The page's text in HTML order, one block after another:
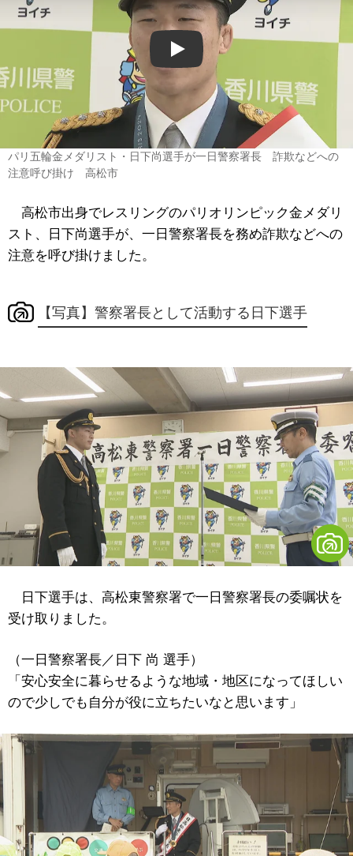
Play
パリ五輪金メダリスト・日下尚選手が一日警察署長 詐欺などへの
注意呼び掛け 高松市
高松市出身でレスリングのパリオリンピック金メダリ
スト、日下尚選手が、一日警察署長を務め詐欺などへの
注意を呼び掛けました。
【写真】警察署長として活動する日下選手
日下選手は、高松東警察署で一日警察署長の委嘱状を
受け取りました。
（一日警察署長／日下 尚 選手）
「安心安全に暮らせるような地域・地区になってほしい
ので少しでも自分が役に立ちたいなと思います」